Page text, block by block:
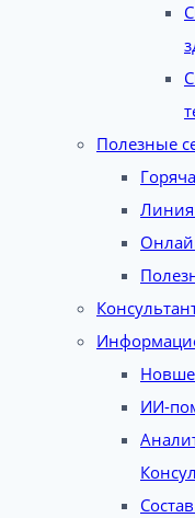
Полезные
Линия
ИИ-